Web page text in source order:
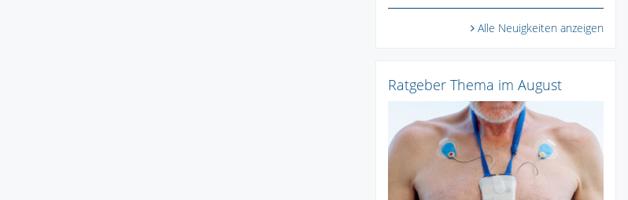
Alle Neuigkeiten anzeigen
Ratgeber Thema im August